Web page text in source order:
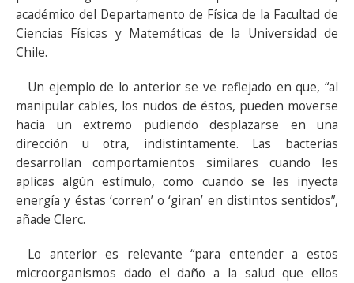
académico del Departamento de Física de la Facultad de
Ciencias Físicas y Matemáticas de la Universidad de
Chile.
Un ejemplo de lo anterior se ve reflejado en que, “al
manipular cables, los nudos de éstos, pueden moverse
hacia un extremo pudiendo desplazarse en una
dirección u otra, indistintamente. Las bacterias
desarrollan comportamientos similares cuando les
aplicas algún estímulo, como cuando se les inyecta
energía y éstas ‘corren’ o ‘giran’ en distintos sentidos”,
añade Clerc.
Lo anterior es relevante “para entender a estos
microorganismos dado el daño a la salud que ellos